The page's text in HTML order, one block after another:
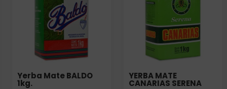
Yerba Mate BALDO
1kg.
YERBA MATE
CANARIAS SERENA